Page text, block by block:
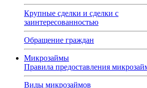
Крупные сделки и сделки с
заинтересованностью
Обращение граждан
Микрозаймы
Правила предоставления
Виды микрозаймов